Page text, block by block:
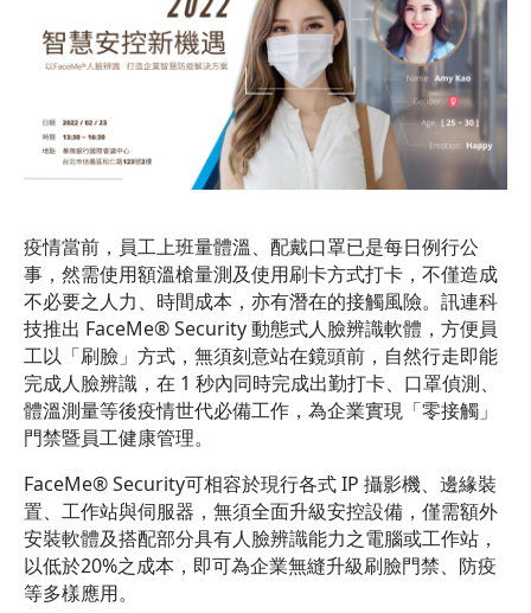
疫情當前，員工上班量體溫、配戴口罩已是每日例行公
事，然需使用額溫槍量測及使用刷卡方式打卡，不僅造成
不必要之人力、時間成本，亦有潛在的接觸風險。訊連科
技推出 FaceMe® Security 動態式人臉辨識軟體，方便員
工以「刷臉」方式，無須刻意站在鏡頭前，自然行走即能
完成人臉辨識，在 1 秒內同時完成出勤打卡、口罩偵測、
體溫測量等後疫情世代必備工作，為企業實現「零接觸」
門禁暨員工健康管理。
FaceMe® Security可相容於現行各式 IP 攝影機、邊緣裝
置、工作站與伺服器，無須全面升級安控設備，僅需額外
安裝軟體及搭配部分具有人臉辨識能力之電腦或工作站，
以低於20%之成本，即可為企業無縫升級刷臉門禁、防疫
等多樣應用。